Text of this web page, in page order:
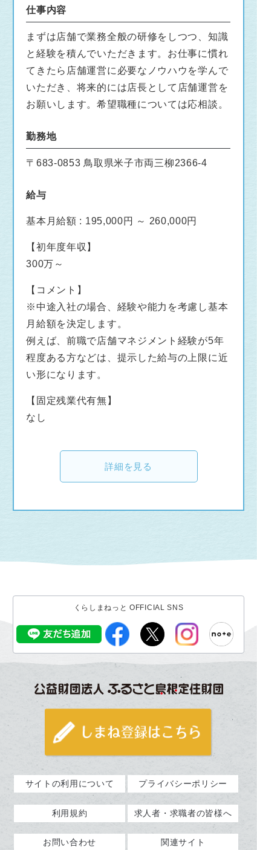
仕事内容
まずは店舗で業務全般の研修をしつつ、知識
と経験を積んでいただきます。お仕事に慣れ
てきたら店舗運営に必要なノウハウを学んで
いただき、将来的には店長として店舗運営を
お願いします。希望職種については応相談。
勤務地
〒683-0853 鳥取県米子市両三柳2366-4
給与
基本月給額 : 195,000円 ～ 260,000円
【初年度年収】
300万～
【コメント】
※中途入社の場合、経験や能力を考慮し基本
月給額を決定します。
例えば、前職で店舗マネジメント経験が5年
程度ある方などは、提示した給与の上限に近
い形になります。
【固定残業代有無】
なし
詳細を見る
くらしまねっと OFFICIAL SNS
サイトの利用について プライバシーポリシー
利用規約 求人者・求職者の皆様へ
お問い合わせ 関連サイト